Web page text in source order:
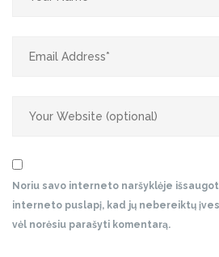
Noriu savo interneto naršyklėje
interneto puslapį, kad jų nebereiktų
vėl norėsiu parašyti komentarą.